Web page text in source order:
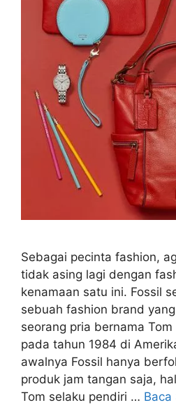
Sebagai pecinta fashion,
tidak asing lagi dengan
kenamaan satu ini. Fossil
sebuah fashion brand
seorang pria bernama
pada tahun 1984 di
awalnya Fossil hanya
produk jam tangan saja,
Tom selaku pendiri … Baca